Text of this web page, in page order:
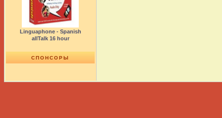
Linguaphone - Spanish
allTalk 16 hour
СПОНСОРЫ